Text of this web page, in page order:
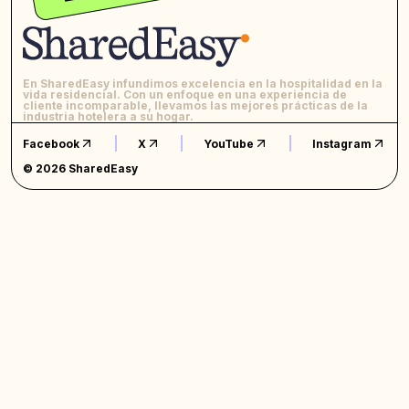
En SharedEasy infundimos excelencia en la hospitalidad en la
vida residencial. Con un enfoque en una experiencia de
cliente incomparable, llevamos las mejores prácticas de la
industria hotelera a su hogar.
Facebook
X YouTube
Instagram
© 2026 SharedEasy